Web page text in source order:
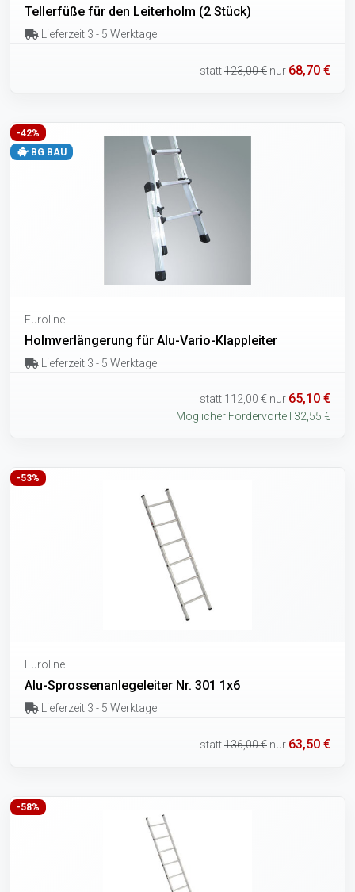
Tellerfüße für den Leiterholm (2 Stück)
Lieferzeit 3 - 5 Werktage
statt123,00 € nur 68,70 €
-42%
BG BAU
Euroline
Holmverlängerung für Alu-Vario-Klappleiter
Lieferzeit 3 - 5 Werktage
statt112,00 € nur 65,10 €
Möglicher Fördervorteil 32,55 €
-53%
Euroline
Alu-Sprossenanlegeleiter Nr. 301 1x6
Lieferzeit 3 - 5 Werktage
statt136,00 € nur 63,50 €
-58%